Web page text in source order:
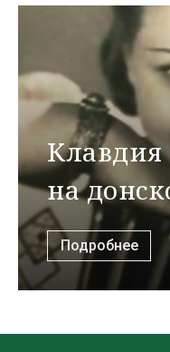
на
Подробнее